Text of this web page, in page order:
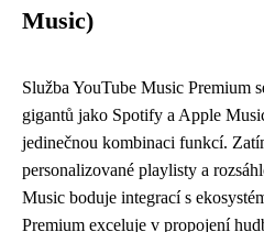
Music)
Služba YouTube Music Premium
gigantů jako Spotify a Apple
jedinečnou kombinaci funkcí.
personalizované playlisty a
Music boduje integrací s
Premium exceluje v propojení